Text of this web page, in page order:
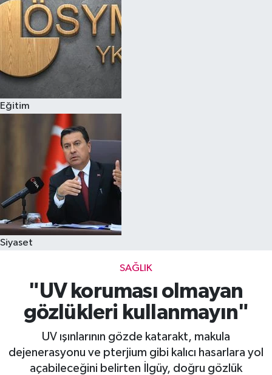
Eğitim
Siyaset
SAĞLIK
"UV koruması olmayan
gözlükleri kullanmayın"
UV ışınlarının gözde katarakt, makula
dejenerasyonu ve pterjium gibi kalıcı hasarlara yol
açabileceğini belirten İlgüy, doğru gözlük